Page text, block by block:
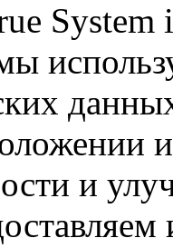
System
и